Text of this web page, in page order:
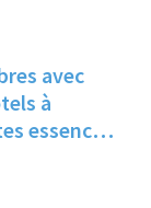
avec
à
essences
place du